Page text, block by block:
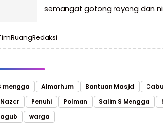
semangat gotong royong dan
mengga Almarhum Bantuan Masjid
Nazar ​Penuhi Polman Salim S Mengga
warga